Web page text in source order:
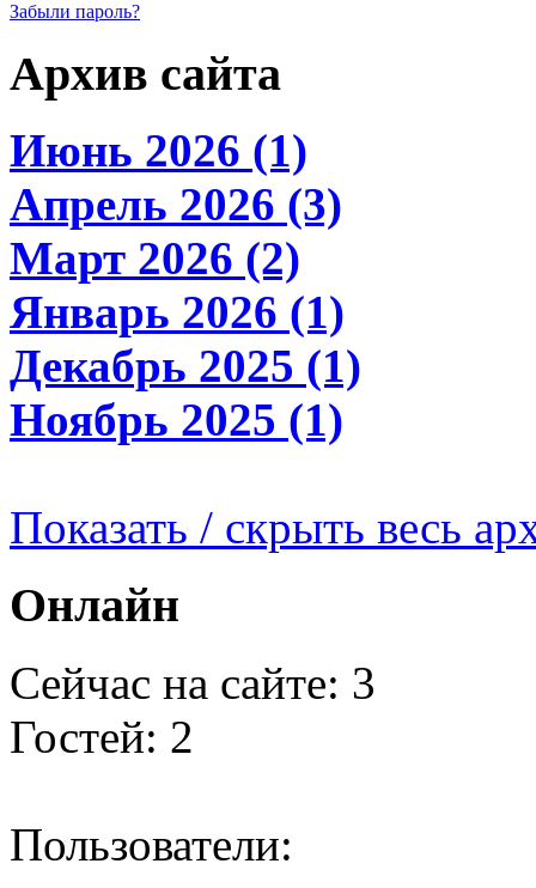
Забыли пароль?
Архив сайта
Июнь 2026 (1)
Апрель 2026 (3)
Март 2026 (2)
Январь 2026 (1)
Декабрь 2025 (1)
Ноябрь 2025 (1)
Показать / скрыть весь
Онлайн
Сейчас на сайте: 3
Гостей: 2
Пользователи: